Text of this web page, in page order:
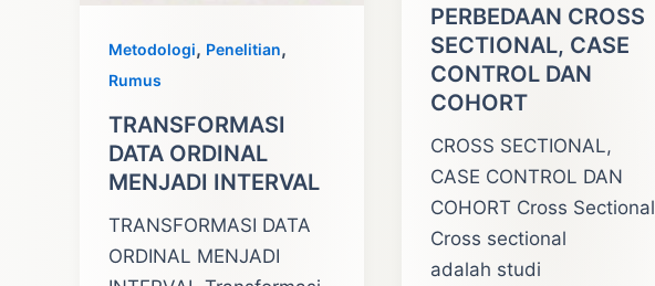
Metodologi, Penelitian,
Rumus
TRANSFORMASI
DATA ORDINAL
MENJADI INTERVAL
TRANSFORMASI DATA
ORDINAL MENJADI
PERBEDAAN CROSS
SECTIONAL, CASE
CONTROL DAN
COHORT
CROSS SECTIONAL,
CASE CONTROL DAN
COHORT Cross Sectional
Cross sectional
adalah studi